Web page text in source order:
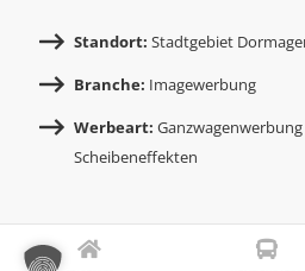
Standort: Stadtgebiet
Branche: Imagewerbung
Werbeart:
Scheibeneffekten